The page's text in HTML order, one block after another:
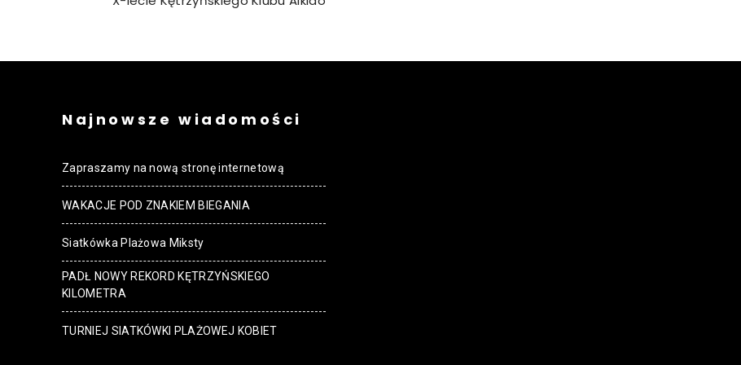
Najnowsze wiadomości
Zapraszamy na nową stronę internetową
WAKACJE POD ZNAKIEM BIEGANIA
Siatkówka Plażowa Miksty
PADŁ NOWY REKORD KĘTRZYŃSKIEGO
KILOMETRA
TURNIEJ SIATKÓWKI PLAŻOWEJ KOBIET